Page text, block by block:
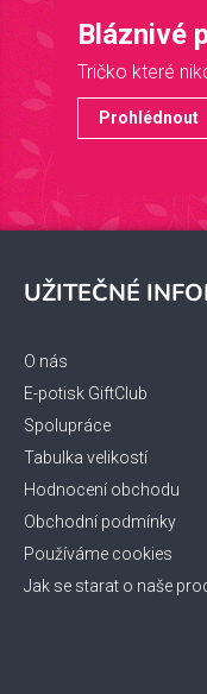
Bláznivé
Tričko které
Prohlédnout
UŽITEČNÉ
O nás
E-potisk GiftClub
Spolupráce
Tabulka velikostí
Hodnocení obchodu
Obchodní podmínky
Používáme cookies
Jak se starat o naše